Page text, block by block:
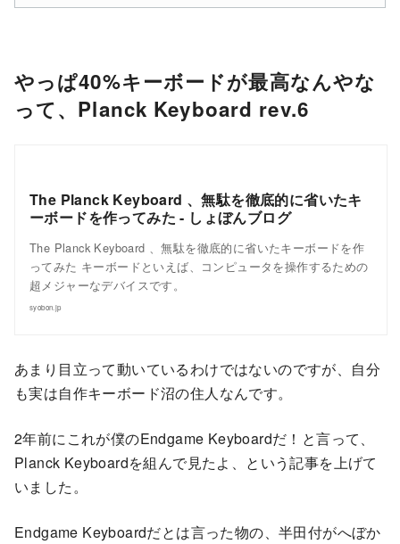
やっぱ40%キーボードが最高なんやな
って、Planck Keyboard rev.6
The Planck Keyboard 、無駄を徹底的に省いたキ
ーボードを作ってみた - しょぼんブログ
The Planck Keyboard 、無駄を徹底的に省いたキーボードを作
ってみた キーボードといえば、コンピュータを操作するための
超メジャーなデバイスです。
syobon.jp
あまり目立って動いているわけではないのですが、自分
も実は自作キーボード沼の住人なんです。
2年前にこれが僕のEndgame Keyboardだ！と言って、
Planck Keyboardを組んで見たよ、という記事を上げて
いました。
Endgame Keyboardだとは言った物の、半田付がへぼか